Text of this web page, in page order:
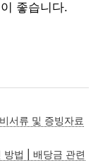
좋습니다.
서류 및 증빙자료
방법 | 배당금 관련